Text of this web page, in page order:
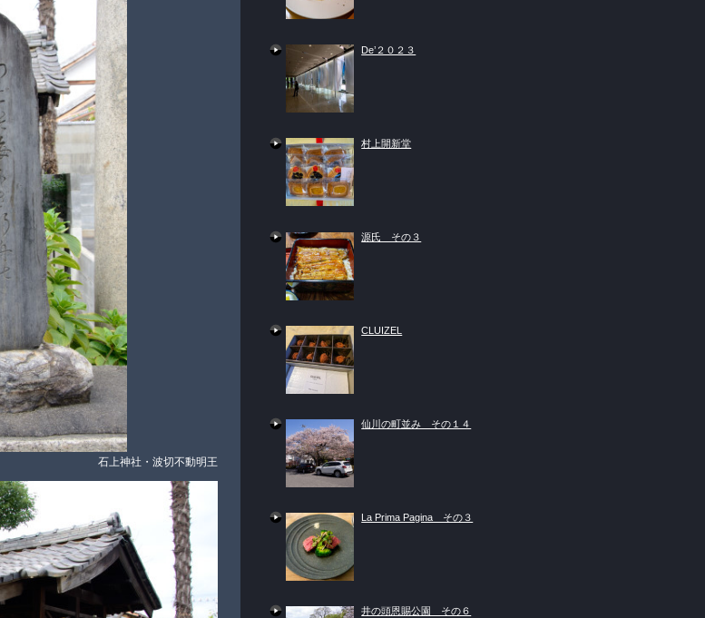
石上神社・波切不動明王
De’２０２３
村上開新堂
源氏 その３
CLUIZEL
仙川の町並み その１４
La Prima Pagina その３
井の頭恩賜公園 その６